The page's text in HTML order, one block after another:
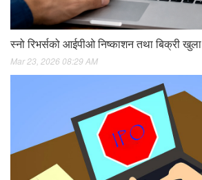
स्नो रिभर्सको आईपीओ निष्काशन तथा बिक्री खुला
Mar 23, 2026 08:29 AM